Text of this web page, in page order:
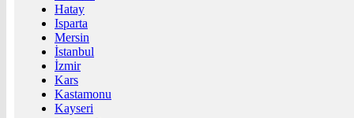
Hatay
Isparta
Mersin
İstanbul
İzmir
Kars
Kastamonu
Kayseri